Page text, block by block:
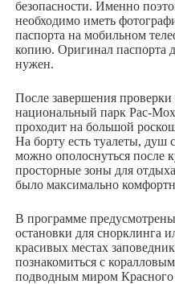
безопасности. Именно
необходимо иметь
паспорта на мобильном
копию. Оригинал паспорта
нужен.
После завершения проверки
национальный парк Рас-
проходит на большой
На борту есть туалеты, душ
можно ополоснуться после
просторные зоны для
было максимально
В программе
остановки для снорклинга
красивых местах
познакомиться с
подводным миром Красного